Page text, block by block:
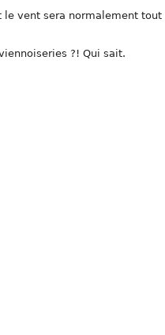
le vent sera normalement
?! Qui sait.